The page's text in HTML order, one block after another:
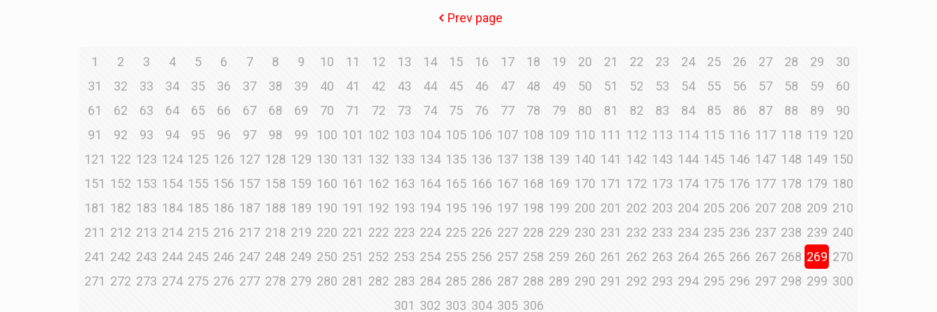
Prev page
1 2 3 4 5 6 7 8 9 10 11 12 13 14 15 16 17 18 19 20 21 22 23 24 25 26 27 28 29
30
31
32 33 34 35 36 37 38 39 40 41 42 43 44 45 46 47 48 49 50 51 52 53 54 55 56 57 58 59
60
61
62 63 64 65 66 67 68 69 70 71 72 73 74 75 76 77 78 79 80 81 82 83 84 85 86 87 88 89
90
91
92 93 94 95 96 97 98 99 100 101 102 103 104 105 106 107 108 109 110 111 112 113 114 115 116 117 118 119 120
121 122 123 124 125 126 127 128 129 130 131 132 133 134 135 136 137 138 139 140 141 142 143 144 145 146 147 148 149 150
151 152 153 154 155 156 157 158 159 160 161 162 163 164 165 166 167 168 169 170 171 172 173 174 175 176 177 178 179 180
181 182 183 184 185 186 187 188 189 190 191 192 193 194 195 196 197 198 199 200 201 202 203 204 205 206 207 208 209 210
211 212 213 214 215 216 217 218 219 220 221 222 223 224 225 226 227 228 229 230 231 232 233 234 235 236 237 238 239 240
241 242 243 244 245 246 247 248 249 250 251 252 253 254 255 256 257 258 259 260 261 262 263 264 265 266 267 268 269 270
271 272 273 274 275 276 277 278 279 280 281 282 283 284 285 286 287 288 289 290 291 292 293 294 295 296 297 298 299 300
301 302 303 304 305 306